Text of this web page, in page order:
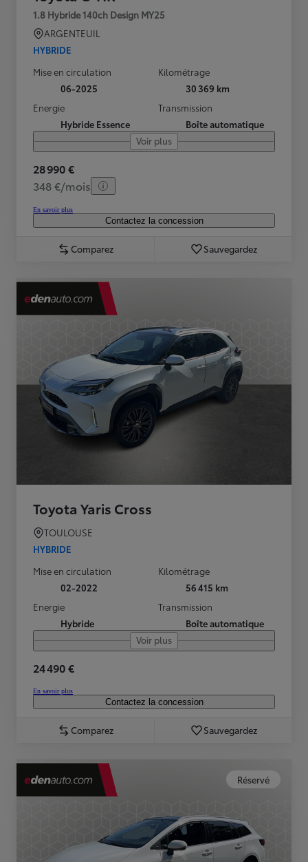
1.8 Hybride 140ch Design MY25
ARGENTEUIL
HYBRIDE
Mise en circulation
06-2025
Kilométrage
30 369 km
Energie
Hybride Essence
Transmission
Boîte automatique
Voir plus
28 990 €
348 €/mois
En savoir plus
Contactez la concession
Comparez Sauvegardez
Toyota Yaris Cross
TOULOUSE
HYBRIDE
Mise en circulation
02-2022
Kilométrage
56 415 km
Energie
Hybride
Transmission
Boîte automatique
Voir plus
24 490 €
En savoir plus
Contactez la concession
Comparez Sauvegardez
Réservé